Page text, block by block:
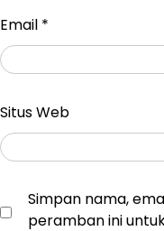
Email *
Situs Web
Simpan nama,
peramban ini